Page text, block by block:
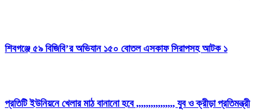
শিবগঞ্জে ৫৯ বিজিবি’র অভিযান ১৫০ বোতল এসকাফ সিরাপসহ আটক ১
প্রতিটি ইউনিয়নে খেলার মাঠ বানানো হবে ,,,,,,,,,,,,,,,, যুব ও ক্রীড়া প্রতিমন্ত্রী